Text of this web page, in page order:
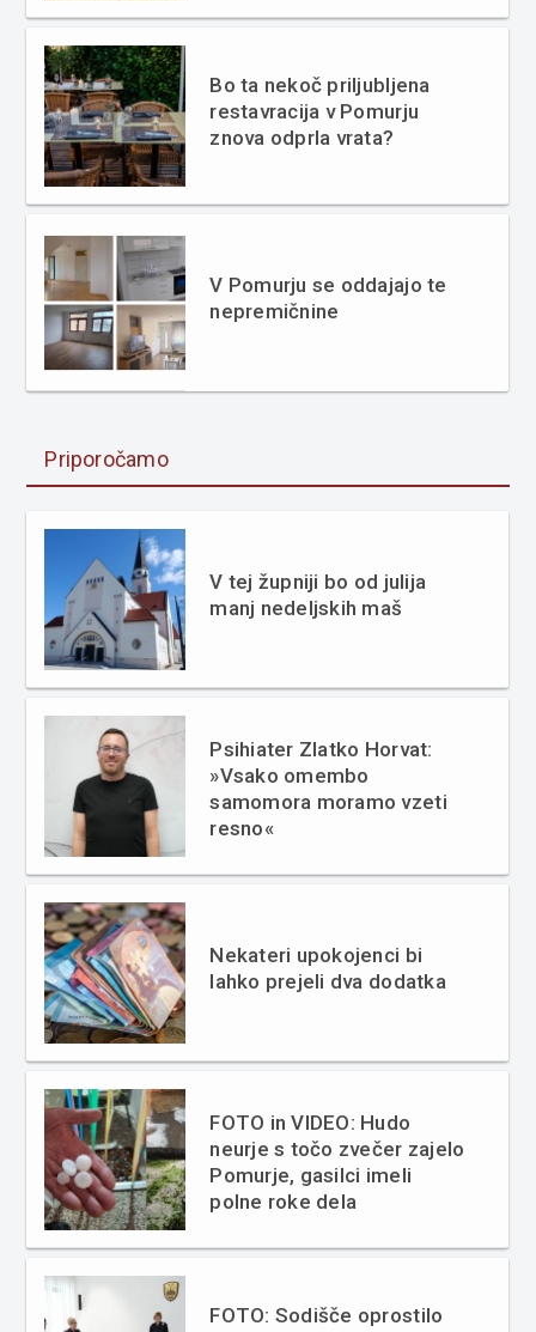
Bo ta nekoč priljubljena
restavracija v Pomurju
znova odprla vrata?
V Pomurju se oddajajo te
nepremičnine
Priporočamo
V tej župniji bo od julija
manj nedeljskih maš
Psihiater Zlatko Horvat:
»Vsako omembo
samomora moramo vzeti
resno«
Nekateri upokojenci bi
lahko prejeli dva dodatka
FOTO in VIDEO: Hudo
neurje s točo zvečer zajelo
Pomurje, gasilci imeli
polne roke dela
FOTO: Sodišče oprostilo